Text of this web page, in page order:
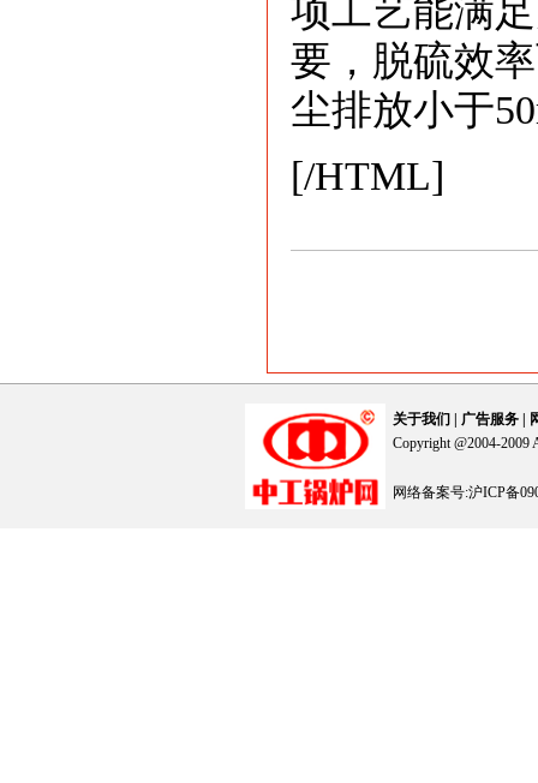
项工艺能满
要，脱硫效
尘排放小于
[/HTML]
关于我们 广告服务
Copyright @2004-
网络备案号:沪ICP备